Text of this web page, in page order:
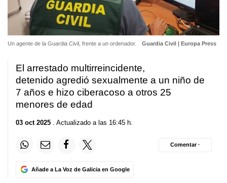
Un agente de la Guardia Civil, frente a un ordenador. Guardia Civil | Europa Press
El arrestado multirreincidente,
detenido agredió sexualmente a un niño de
7 años e hizo ciberacoso a otros 25
menores de edad
03 oct 2025 . Actualizado a las 16:45 h.
Añade a La Voz de Galicia en Google
Comentar ·